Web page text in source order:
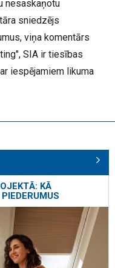
nesaskaņotu
sniedzējs
viņa komentārs
SIA ir tiesības
iespējamiem likuma
KĀ